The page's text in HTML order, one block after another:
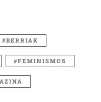
BERRIAK
FEMINISMOS